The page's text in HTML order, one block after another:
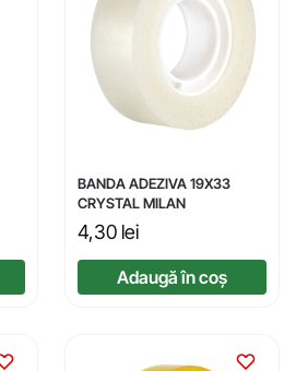
BANDA ADEZIVA 19X33
CRYSTAL MILAN
4,30 lei
Adaugă în coș